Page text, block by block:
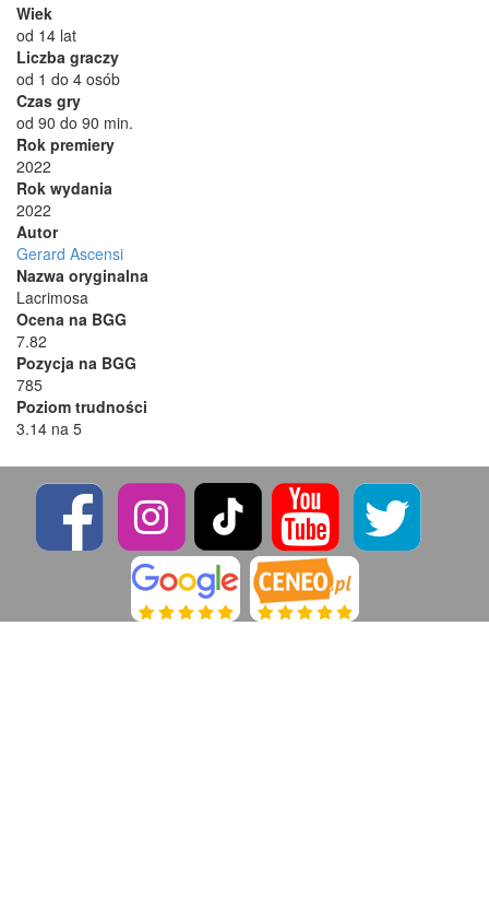
Wiek
od 14 lat
Liczba graczy
od 1 do 4 osób
Czas gry
od 90 do 90 min.
Rok premiery
2022
Rok wydania
2022
Autor
Gerard Ascensi
Nazwa oryginalna
Lacrimosa
Ocena na BGG
7.82
Pozycja na BGG
785
Poziom trudności
3.14 na 5